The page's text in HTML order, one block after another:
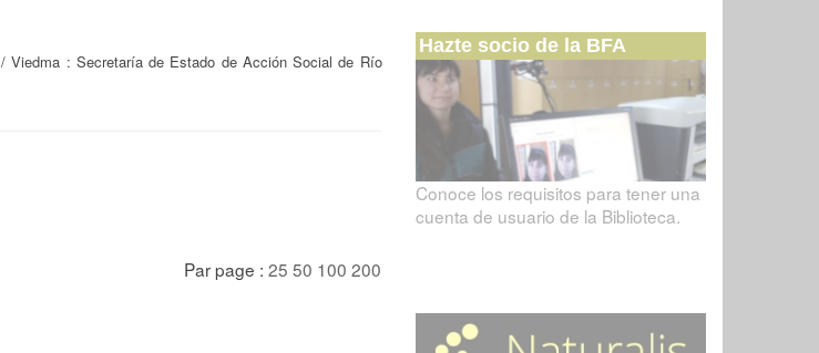
/ Viedma : Secretaría de Estado de Acción Social de Río
Par page : 25 50 100 200
Hazte socio de la BFA
Conoce los requisitos para tener una
cuenta de usuario de la Biblioteca.